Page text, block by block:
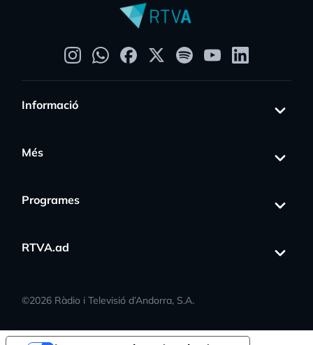
Informació
Més
Programes
RTVA.ad
©2026 Ràdio i Televisió d’Andorra, S.A.